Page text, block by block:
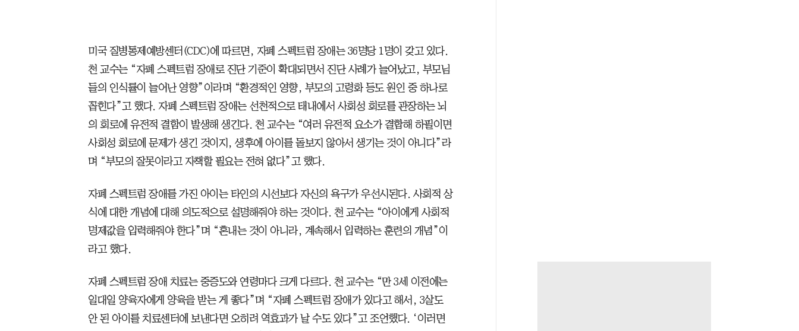
미국 질병통제예방센터(CDC)에 따르면, 자폐 스펙트럼 장애는 36명당 1명이 갖고 있다.
천 교수는 “자폐 스펙트럼 장애로 진단 기준이 확대되면서 진단 사례가 늘어났고, 부모님
들의 인식률이 늘어난 영향”이라며 “환경적인 영향, 부모의 고령화 등도 원인 중 하나로
꼽힌다”고 했다. 자폐 스펙트럼 장애는 선천적으로 태내에서 사회성 회로를 관장하는 뇌
의 회로에 유전적 결함이 발생해 생긴다. 천 교수는 “여러 유전적 요소가 결합해 하필이면
사회성 회로에 문제가 생긴 것이지, 생후에 아이를 돌보지 않아서 생기는 것이 아니다”라
며 “부모의 잘못이라고 자책할 필요는 전혀 없다”고 했다.
자폐 스펙트럼 장애를 가진 아이는 타인의 시선보다 자신의 욕구가 우선시된다. 사회적 상
식에 대한 개념에 대해 의도적으로 설명해줘야 하는 것이다. 천 교수는 “아이에게 사회적
명제값을 입력해줘야 한다”며 “혼내는 것이 아니라, 계속해서 입력하는 훈련의 개념”이
라고 했다.
자폐 스펙트럼 장애 치료는 중증도와 연령마다 크게 다르다. 천 교수는 “만 3세 이전에는
일대일 양육자에게 양육을 받는 게 좋다”며 “자폐 스펙트럼 장애가 있다고 해서, 3살도
안 된 아이를 치료센터에 보낸다면 오히려 역효과가 날 수도 있다”고 조언했다. ‘이러면